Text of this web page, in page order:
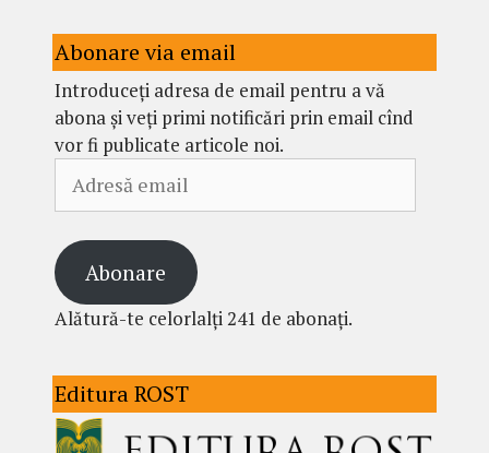
Abonare via email
Introduceți adresa de email pentru a vă
abona și veți primi notificări prin email cînd
vor fi publicate articole noi.
email
Abonare
Alătură-te celorlalți 241 de abonați.
Editura ROST